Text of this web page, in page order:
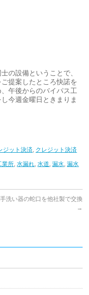
の設備ということで、
提案したところ快諾を
午後からのバイパス工
今週金曜日ときまりま
ジット決済, クレジット決済
業所,水漏れ,水道,漏水,漏水
洗い器の蛇口を他社製で交換
→